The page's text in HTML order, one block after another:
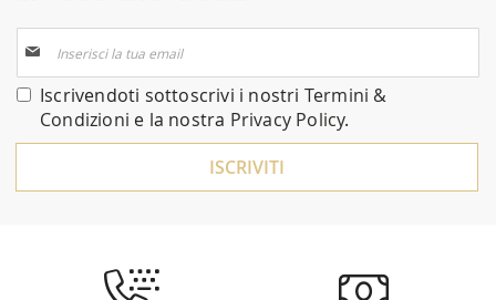
alla
nostra
Newsletter:
Iscrivendoti sottoscrivi i nostri Termini &
Condizioni e la nostra Privacy Policy.
ISCRIVITI